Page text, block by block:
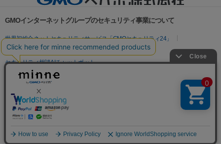
GMOインターネットグループのセキュリティ事業について
世界初総合ネットセキュリティサービス「GMOセキュリティ24」
パスワード漏洩診断
Webサイトリスク診断
セキュリティ相談AIチャットボット
実在証明・盗聴対策
サイバー攻撃対策（GMO Flatt Security）
セキュリティ事業の軌跡